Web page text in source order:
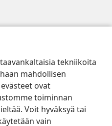
tekniikoita
mahdollisen
ovat
toiminnan
Voit hyväksyä tai
vain